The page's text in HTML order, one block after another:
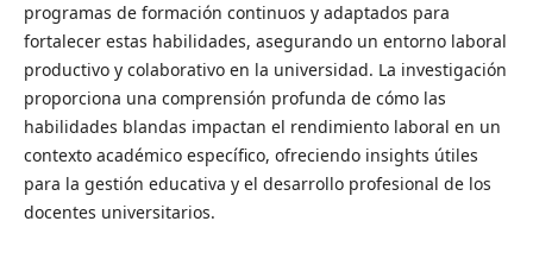
programas de formación continuos y adaptados para
fortalecer estas habilidades, asegurando un entorno laboral
productivo y colaborativo en la universidad. La investigación
proporciona una comprensión profunda de cómo las
habilidades blandas impactan el rendimiento laboral en un
contexto académico específico, ofreciendo insights útiles
para la gestión educativa y el desarrollo profesional de los
docentes universitarios.